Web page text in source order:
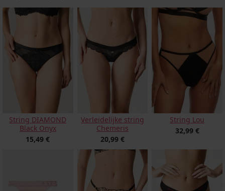
String DIAMOND
Black Onyx
15,49 €
Verleidelijke string
Chemeris
20,99 €
String Lou
32,99 €